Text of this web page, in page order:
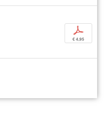
p
€ 4,95